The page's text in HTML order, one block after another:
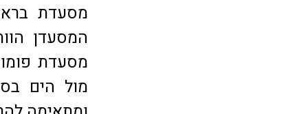
מסעדת
המסעדן
מסעדת
מול הים